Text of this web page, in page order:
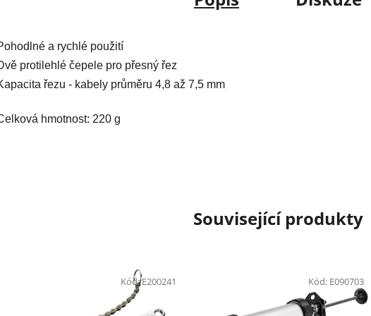
a rychlé použití
protilehlé čepele pro přesný řez
řezu - kabely průměru 4,8 až 7,5 mm
hmotnost: 220 g
Související produkty
Kód:E200241 Kód: E090703